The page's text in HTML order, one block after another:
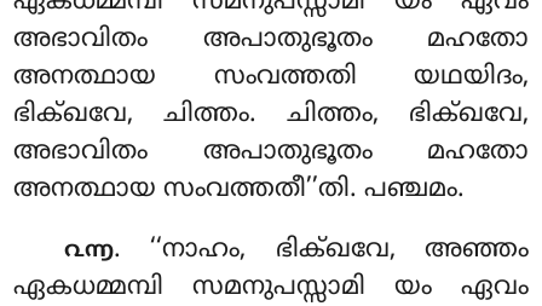
അഭാവിതം അപാതുഭൂതം മഹതോ
അനത്ഥായ സംവത്തതി യഥയിദം,
ഭിക്ഖവേ, ചിത്തം. ചിത്തം, ഭിക്ഖവേ,
അഭാവിതം അപാതുഭൂതം മഹതോ
അനത്ഥായ സംവത്തതീ’’തി. പഞ്ചമം.
൨൬. ‘‘നാഹം, ഭിക്ഖവേ, അഞ്ഞം
ഏകധമ്മമ്പി സമനുപസ്സാമി യം ഏവം